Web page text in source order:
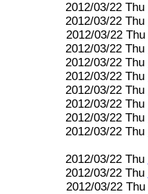
2012/03/22 Thu
2012/03/22 Thu
2012/03/22 Thu
2012/03/22 Thu
2012/03/22 Thu
2012/03/22 Thu
2012/03/22 Thu
2012/03/22 Thu
2012/03/22 Thu
2012/03/22 Thu
2012/03/22 Thu
2012/03/22 Thu
2012/03/22 Thu